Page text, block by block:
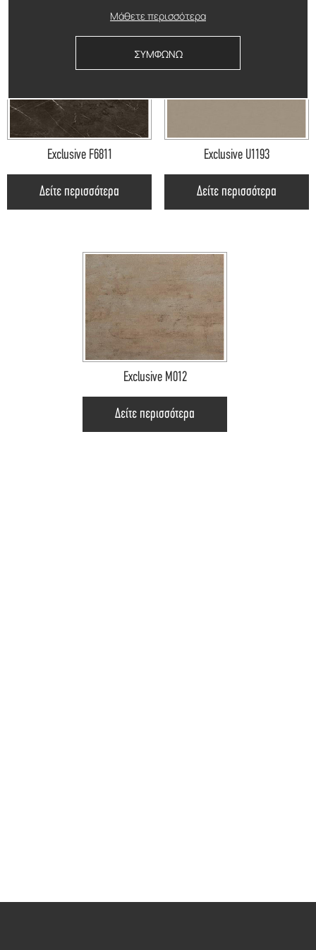
Μάθετε περισσότερα
ΣΥΜΦΩΝΩ
Exclusive F6811
Δείτε περισσότερα
Exclusive U1193
Δείτε περισσότερα
Exclusive M012
Δείτε περισσότερα